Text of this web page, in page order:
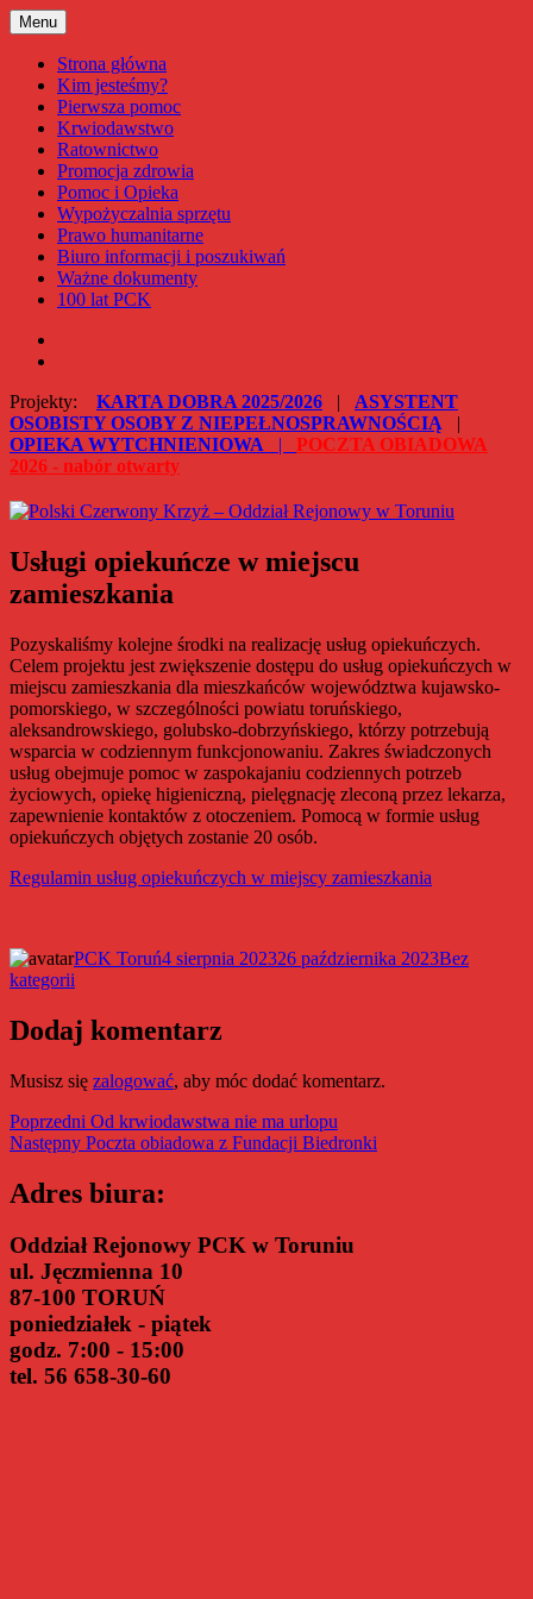
Przejdź
do
treści
Polski Czerwony Krzyż – Oddział Rejonowy w Toruniu
Menu
Strona główna
Kim jesteśmy?
Pierwsza pomoc
Krwiodawstwo
Ratownictwo
Promocja zdrowia
Pomoc i Opieka
Wypożyczalnia sprzętu
Prawo humanitarne
Biuro informacji i poszukiwań
Ważne dokumenty
100 lat PCK
Projekty: KARTA DOBRA 2025/2026 | ASYSTENT
OSOBISTY OSOBY Z NIEPEŁNOSPRAWNOŚCIĄ |
OPIEKA WYTCHNIENIOWA | POCZTA OBIADOWA
2026 - nabór otwarty
Usługi opiekuńcze w miejscu
zamieszkania
Pozyskaliśmy kolejne środki na realizację usług opiekuńczych.
Celem projektu jest zwiększenie dostępu do usług opiekuńczych w
miejscu zamieszkania dla mieszkańców województwa kujawsko-
pomorskiego, w szczególności powiatu toruńskiego,
aleksandrowskiego, golubsko-dobrzyńskiego, którzy potrzebują
wsparcia w codziennym funkcjonowaniu. Zakres świadczonych
usług obejmuje pomoc w zaspokajaniu codziennych potrzeb
życiowych, opiekę higieniczną, pielęgnację zleconą przez lekarza,
zapewnienie kontaktów z otoczeniem. Pomocą w formie usług
opiekuńczych objętych zostanie 20 osób.
Regulamin usług opiekuńczych w miejscy zamieszkania
Autor
PCK ToruńData
4 sierpnia 202326 października 2023Kategorie
Bez
kategorii
Dodaj komentarz
Musisz się zalogować, aby móc dodać komentarz.
Nawigacja
wpisu
Poprzedni Poprzedni
wpis:
Od krwiodawstwa nie ma urlopu
Następny Następny
Poczta obiadowa z Fundacji Biedronki
Adres biura:
Oddział Rejonowy PCK w Toruniu
ul. Jęczmienna 10
87-100 TORUŃ
poniedziałek - piątek
godz. 7:00 - 15:00
tel. 56 658-30-60